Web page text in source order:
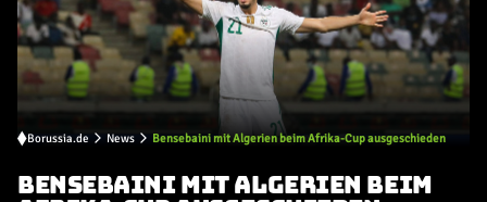
Borussia.de News Bensebaini mit Algerien beim Afrika-Cup ausgeschieden
BENSEBAINI MIT ALGERIEN BEIM